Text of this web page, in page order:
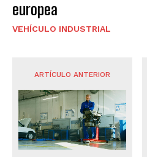
europea
VEHÍCULO INDUSTRIAL
ARTÍCULO ANTERIOR